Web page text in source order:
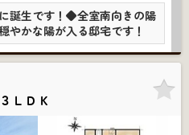
誕生です！◆全室南向きの陽
かな陽が入る邸宅です！
ＬＤＫ